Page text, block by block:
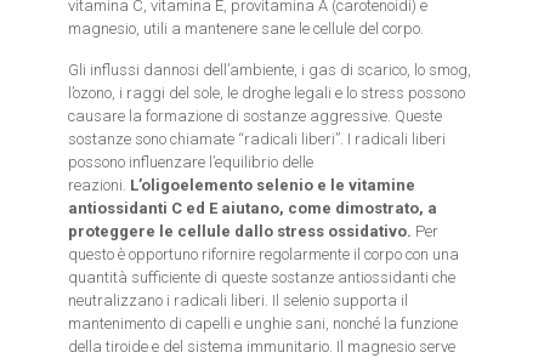
vitamina C, vitamina E, provitamina A (carotenoidi) e
magnesio, utili a mantenere sane le cellule del corpo.
Gli influssi dannosi dell’ambiente, i gas di scarico, lo smog,
l’ozono, i raggi del sole, le droghe legali e lo stress possono
causare la formazione di sostanze aggressive. Queste
sostanze sono chiamate “radicali liberi”. I radicali liberi
possono influenzare l’equilibrio delle
reazioni. L’oligoelemento selenio e le vitamine
antiossidanti C ed E aiutano, come dimostrato, a
proteggere le cellule dallo stress ossidativo. Per
questo è opportuno rifornire regolarmente il corpo con una
quantità sufficiente di queste sostanze antiossidanti che
neutralizzano i radicali liberi. Il selenio supporta il
mantenimento di capelli e unghie sani, nonché la funzione
della tiroide e del sistema immunitario. Il magnesio serve